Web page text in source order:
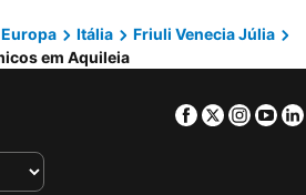
Aparthotel Touring
Isola della Cona - Riserva naturale Foce dell'Isonzo
Europa Itália
Friuli Venecia Júlia
em Aquileia
Facebook
Twitter